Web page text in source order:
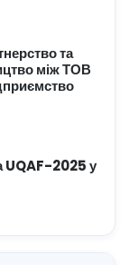
та
між ТОВ
2025 у